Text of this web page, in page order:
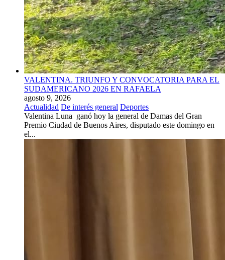
VALENTINA. TRIUNFO Y CONVOCATORIA PARA EL
SUDAMERICANO 2026 EN RAFAELA
agosto 9, 2026
Actualidad De interés general Deportes
Valentina Luna ganó hoy la general de Damas del Gran
Premio Ciudad de Buenos Aires, disputado este domingo en
el...